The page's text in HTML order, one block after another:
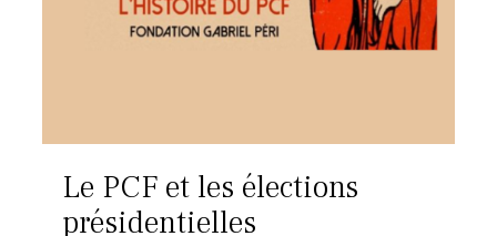
Le PCF et les élections
présidentielles